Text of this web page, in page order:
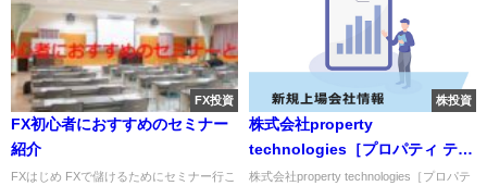
FX投資
FX初心者におすすめのセミナー
紹介
FXはじめ FXで儲けるためにセミナー行こ
株投資
株式会社property
technologies［プロパティ テク
ノロジーズ］（5527）のIPO～
株式会社property technologies［プロパテ